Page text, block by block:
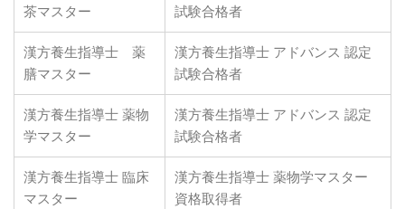
茶マスター
試験合格者
漢方養生指導士 薬
膳マスター
漢方養生指導士 アドバンス 認定
試験合格者
漢方養生指導士 薬物
学マスター
漢方養生指導士 アドバンス 認定
試験合格者
漢方養生指導士 臨床
マスター
漢方養生指導士 薬物学マスター
資格取得者